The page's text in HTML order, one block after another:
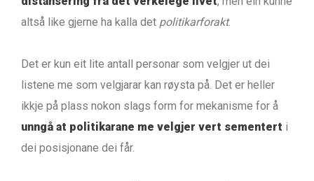
altså like gjerne ha kalla det politikarforakt.
Det er kun eit lite antall personar som velgjer ut dei
listene me som velgjarar kan røysta på. Det er heller
ikkje på plass nokon slags form for mekanisme for å
unngå at politikarane me velgjer vert sementert i
dei posisjonane dei får.